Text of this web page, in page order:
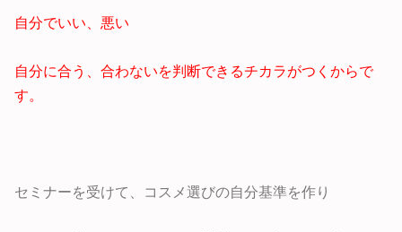
自分でいい、悪い
自分に合う、合わないを判断できるチカラがつくからで
す。
セミナーを受けて、コスメ選びの自分基準を作り